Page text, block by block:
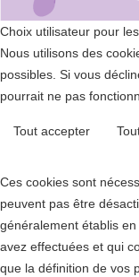
Choix utilisateur pour
Nous utilisons des
possibles. Si vous
pourrait ne pas
Tout accepter
Ces cookies sont
peuvent pas être
généralement établis
avez effectuées et qui
que la définition de vos